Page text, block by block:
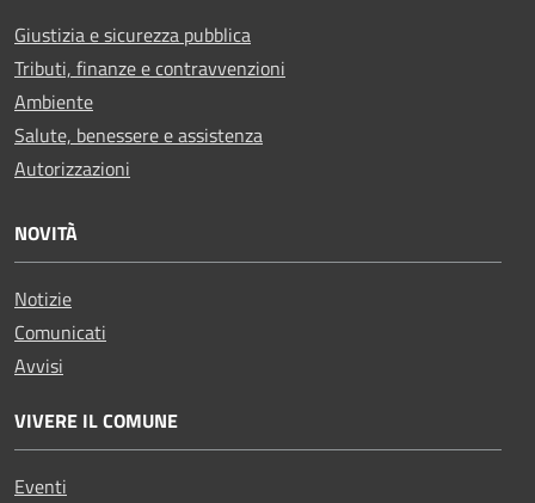
Giustizia e sicurezza pubblica
Tributi, finanze e contravvenzioni
Ambiente
Salute, benessere e assistenza
Autorizzazioni
NOVITÀ
Notizie
Comunicati
Avvisi
VIVERE IL COMUNE
Eventi